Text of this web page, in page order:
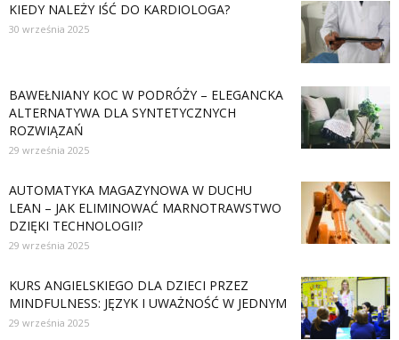
KIEDY NALEŻY IŚĆ DO KARDIOLOGA?
30 września 2025
BAWEŁNIANY KOC W PODRÓŻY – ELEGANCKA
ALTERNATYWA DLA SYNTETYCZNYCH
ROZWIĄZAŃ
29 września 2025
AUTOMATYKA MAGAZYNOWA W DUCHU
LEAN – JAK ELIMINOWAĆ MARNOTRAWSTWO
DZIĘKI TECHNOLOGII?
29 września 2025
KURS ANGIELSKIEGO DLA DZIECI PRZEZ
MINDFULNESS: JĘZYK I UWAŻNOŚĆ W JEDNYM
29 września 2025